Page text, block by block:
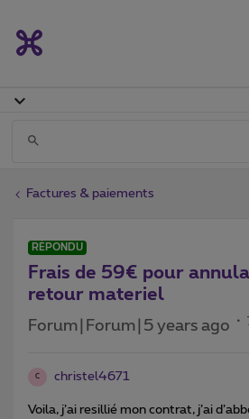
Factures & paiements
RÉPONDU
Frais de 59€ pour
retour materiel
Forum|Forum|5 years ago
C christel4671
Voila, j’ai resillié mon contrat, j’ai